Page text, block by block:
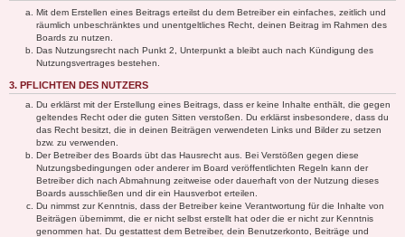
Mit dem Erstellen eines Beitrags erteilst du dem Betreiber ein einfaches, zeitlich und
räumlich unbeschränktes und unentgeltliches Recht, deinen Beitrag im Rahmen des
Boards zu nutzen.
Das Nutzungsrecht nach Punkt 2, Unterpunkt a bleibt auch nach Kündigung des
Nutzungsvertrages bestehen.
3. PFLICHTEN DES NUTZERS
Du erklärst mit der Erstellung eines Beitrags, dass er keine Inhalte enthält, die gegen
geltendes Recht oder die guten Sitten verstoßen. Du erklärst insbesondere, dass du
das Recht besitzt, die in deinen Beiträgen verwendeten Links und Bilder zu setzen
bzw. zu verwenden.
Der Betreiber des Boards übt das Hausrecht aus. Bei Verstößen gegen diese
Nutzungsbedingungen oder anderer im Board veröffentlichten Regeln kann der
Betreiber dich nach Abmahnung zeitweise oder dauerhaft von der Nutzung dieses
Boards ausschließen und dir ein Hausverbot erteilen.
Du nimmst zur Kenntnis, dass der Betreiber keine Verantwortung für die Inhalte von
Beiträgen übernimmt, die er nicht selbst erstellt hat oder die er nicht zur Kenntnis
genommen hat. Du gestattest dem Betreiber, dein Benutzerkonto, Beiträge und